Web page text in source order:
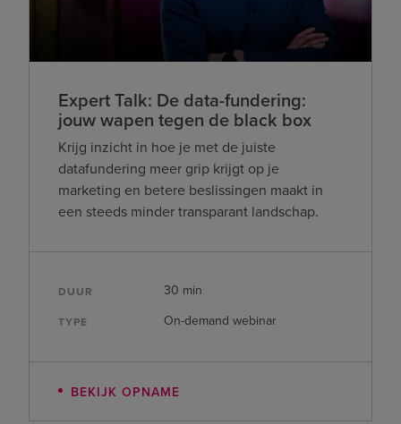
Expert Talk: De data-fundering:
jouw wapen tegen de black box
Krijg inzicht in hoe je met de juiste
datafundering meer grip krijgt op je
marketing en betere beslissingen maakt in
een steeds minder transparant landschap.
DUUR 30 min
TYPE On-demand webinar
BEKIJK OPNAME